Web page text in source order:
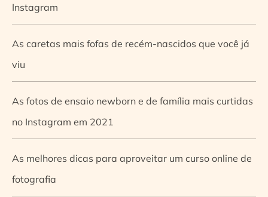
Instagram
As caretas mais fofas de recém-nascidos que você já
viu
As fotos de ensaio newborn e de família mais curtidas
no Instagram em 2021
As melhores dicas para aproveitar um curso online de
fotografia